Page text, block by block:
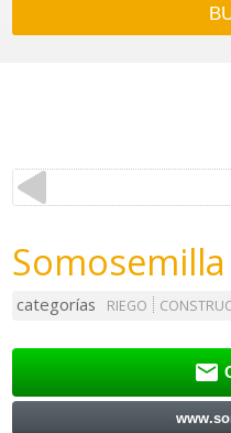
Somosemilla
categorías RIEGO
